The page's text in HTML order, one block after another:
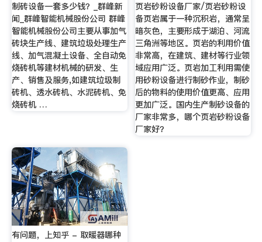
制砖设备一套多少钱？_群峰新
闻_群峰智能机械股份公司 群峰
智能机械股份公司主要从事加气
砖块生产线、建筑垃圾处理生产
线、加气混凝土设备、全自动免
烧砖机等建材机械的研发、生
产、销售及服务,如建筑垃圾制
砖机、透水砖机、水泥砖机、免
烧砖机 …
页岩砂粉设备厂家/页岩砂粉设
备页岩属于一种沉积岩，通常呈
暗灰色，主要形成于湖泊、河流
三角洲等地区。页岩的利用价值
非常高，在建筑、建材等行业领
域应用广泛。页岩加工利用需使
用砂粉设备进行制砂作业，制砂
后的物料的使用价值更高、应用
更加广泛。国内生产制砂设备的
厂家非常多，哪个页岩砂粉设备
厂家好？
有问题，上知乎 - 取暖器哪种